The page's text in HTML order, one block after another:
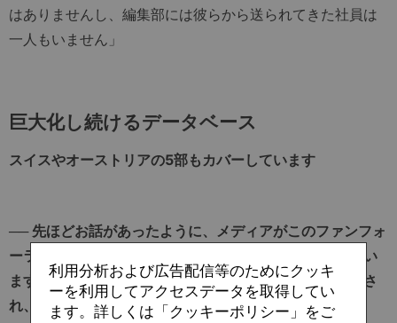
はありませんし、編集部には彼らから送られてきた社員は
一人もいません」
巨大化し続けるデータベース
スイスやオーストリアの5部もカバーしています
── 先ほどお話があったように、メディアがこのファンフォ
ーラムサイトを情報ソースとして引用するまでになってい
ますが、サイトに掲載される市場価値はどのように設定さ
れ、どれぐらい正確なのですか？
利用分析および広告配信等のためにクッキ
ーを利用してアクセスデータを取得してい
ます。詳しくは「クッキーポリシー」をご